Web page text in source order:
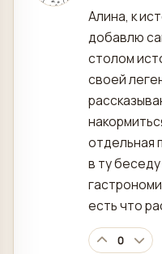
Алина, к
добавлю
столом
своей
отдельная
в ту беседу
есть что
0